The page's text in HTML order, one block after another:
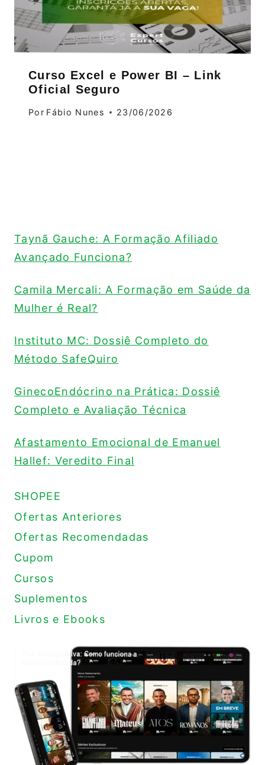
Curso Excel e Power BI – Link
Oficial Seguro
Por Fábio Nunes 23/06/2026
Taynã Gauche: A Formação Afiliado
Avançado Funciona?
Camila Mercali: A Formação em Saúde da
Mulher é Real?
Instituto MC: Dossiê Completo do
Método SafeQuiro
GinecoEndócrino na Prática: Dossiê
Completo e Avaliação Técnica
Afastamento Emocional de Emanuel
Hallef: Veredito Final
SHOPEE
Ofertas Anteriores
Ofertas Recomendadas
Cupom
Cursos
Suplementos
Livros e Ebooks